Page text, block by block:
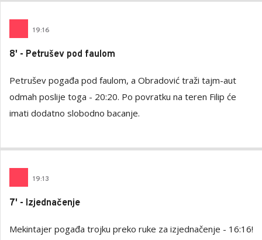
19:16
8' - Petrušev pod faulom
Petrušev pogađa pod faulom, a Obradović traži tajm-aut
odmah poslije toga - 20:20. Po povratku na teren Filip će
imati dodatno slobodno bacanje.
19:13
7' - Izjednačenje
Mekintajer pogađa trojku preko ruke za izjednačenje - 16:16!